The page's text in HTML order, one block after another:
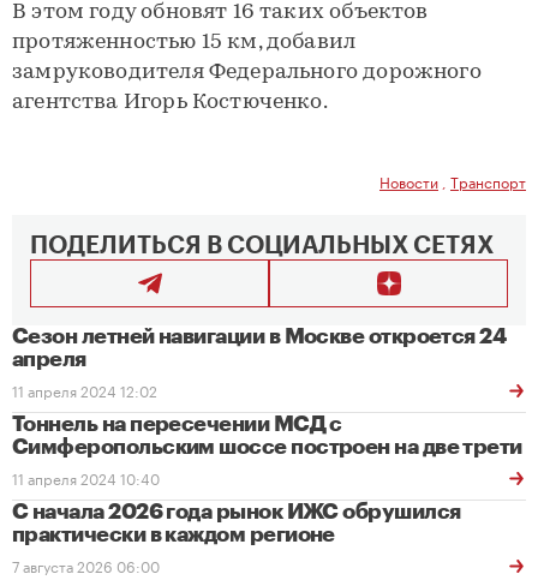
В этом году обновят 16 таких объектов
протяженностью 15 км, добавил
замруководителя Федерального дорожного
агентства Игорь Костюченко.
Новости Транспорт
ПОДЕЛИТЬСЯ В СОЦИАЛЬНЫХ СЕТЯХ
Сезон летней навигации в Москве откроется 24
апреля
11 апреля 2024 12:02
Тоннель на пересечении МСД с
Симферопольским шоссе построен на две трети
11 апреля 2024 10:40
С начала 2026 года рынок ИЖС обрушился
практически в каждом регионе
7 августа 2026 06:00